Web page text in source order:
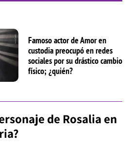
Famoso actor de Amor en
custodia preocupó en redes
sociales por su drástico cambio
físico; ¿quién?
de Rosalia en